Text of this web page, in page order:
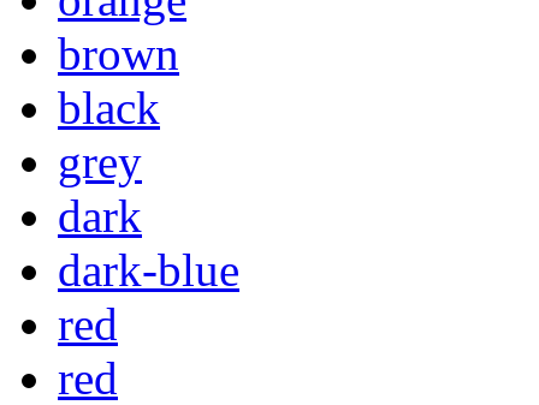
brown
black
grey
dark
dark-blue
red
red